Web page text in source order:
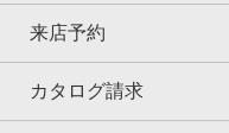
来店予約
カタログ請求